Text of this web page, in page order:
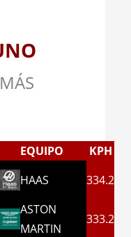
EQUIPO
KPH
HAAS 334.2
ASTON
MARTIN
333.2